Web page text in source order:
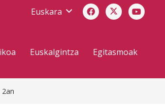
Euskara
Euskalgintza Egitasmoak